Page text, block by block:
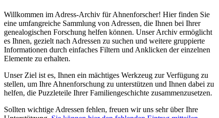
Willkommen im Adress-Archiv für Ahnenforscher! Hier finden Sie
eine umfangreiche Sammlung von Adressen, die Ihnen bei Ihrer
genealogischen Forschung helfen können. Unser Archiv ermöglicht
es Ihnen, gezielt nach Adressen zu suchen und weitere gruppierte
Informationen durch einfaches Filtern und Anklicken der einzelnen
Elemente zu erhalten.
Unser Ziel ist es, Ihnen ein mächtiges Werkzeug zur Verfügung zu
stellen, um Ihre Ahnenforschung zu unterstützen und Ihnen dabei zu
helfen, die Puzzleteile Ihrer Familiengeschichte zusammenzusetzen.
Sollten wichtige Adressen fehlen, freuen wir uns sehr über Ihre